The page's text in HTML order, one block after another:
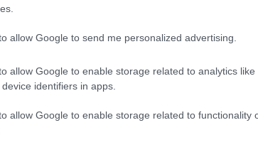
allow Google to send me personalized advertising.
allow Google to enable storage related to analytics like
identifiers in apps.
allow Google to enable storage related to functionality